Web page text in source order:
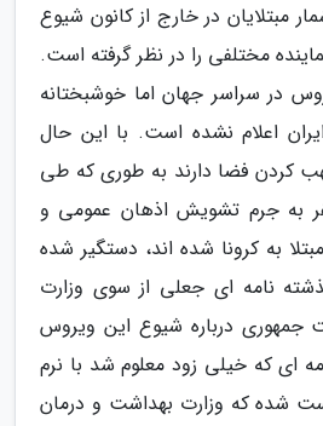
مبتلایان در خارج از کانون شیوع
مختلفی را در نظر گرفته است.
در سراسر جهان اما خوشبختانه
اعلام نشده است. با این حال
کردن فضا دارند به طوری که طی
به جرم تشویش اذهان عمومی و
به کرونا شده اند، دستگیر شده
نامه ای جعلی از سوی وزارت
جمهوری درباره شیوع این ویروس
ای که خیلی زود معلوم شد با نرم
شده که وزارت بهداشت و درمان